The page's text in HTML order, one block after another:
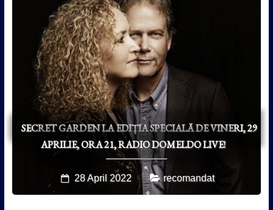
SECRET GARDEN LA EDIȚIA SPECIALĂ DE VINERI, 29
APRILIE, ORA 21, RADIO DOMELDO LIVE!
28 April 2022 recomandat